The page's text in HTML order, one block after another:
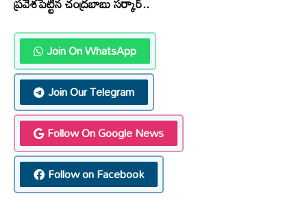
Join On WhatsApp
Join Our Telegram
Follow On Google News
Follow on Facebook